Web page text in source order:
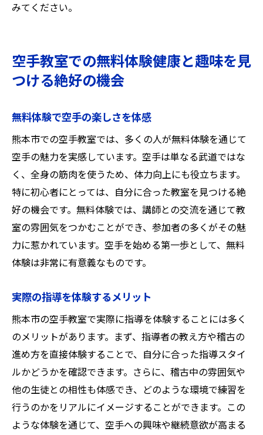
みてください。
空手教室での無料体験健康と趣味を見
つける絶好の機会
無料体験で空手の楽しさを体感
熊本市での空手教室では、多くの人が無料体験を通じて
空手の魅力を実感しています。空手は単なる武道ではな
く、全身の筋肉を使うため、体力向上にも役立ちます。
特に初心者にとっては、自分に合った教室を見つける絶
好の機会です。無料体験では、講師との交流を通じて教
室の雰囲気をつかむことができ、参加者の多くがその魅
力に惹かれています。空手を始める第一歩として、無料
体験は非常に有意義なものです。
実際の指導を体験するメリット
熊本市の空手教室で実際に指導を体験することには多く
のメリットがあります。まず、指導者の教え方や稽古の
進め方を直接体験することで、自分に合った指導スタイ
ルかどうかを確認できます。さらに、稽古中の雰囲気や
他の生徒との相性も体感でき、どのような環境で練習を
行うのかをリアルにイメージすることができます。この
ような体験を通じて、空手への興味や継続意欲が高まる